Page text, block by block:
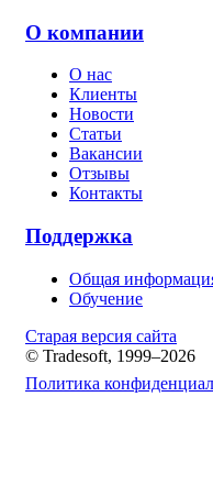
О компании
О нас
Клиенты
Новости
Статьи
Вакансии
Отзывы
Контакты
Поддержка
Общая
Обучение
Старая версия сайта
© Tradesoft, 1999–2026
Политика